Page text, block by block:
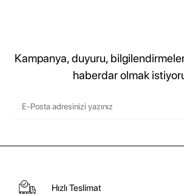
Kampanya, duyuru,
haberdar olmak
Hızlı Teslimat